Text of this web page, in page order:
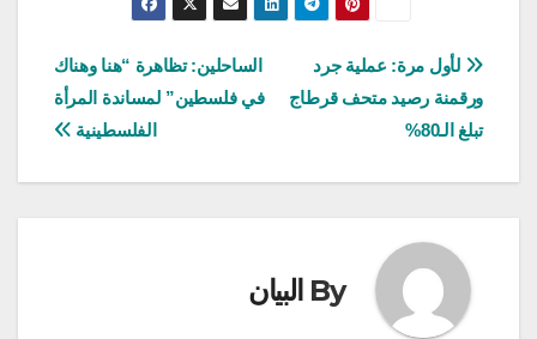
تصفّح
المقالات
الساحلين: تظاهرة “هنا وهناك
في فلسطين” لمساندة المرأة
الفلسطينية
لأول مرة: عملية جرد
ورقمنة رصيد متحف قرطاج
تبلغ الـ80%
By البيان